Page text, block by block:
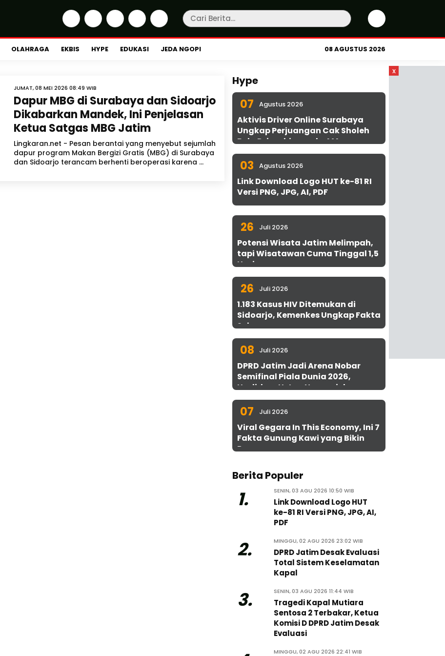
OLAHRAGA EKBIS HYPE EDUKASI JEDA NGOPI 08 AGUSTUS 2026
x
JUMAT, 08 MEI 2026 08:49 WIB
Dapur MBG di Surabaya dan Sidoarjo
Dikabarkan Mandek, Ini Penjelasan
Ketua Satgas MBG Jatim
Lingkaran.net - Pesan berantai yang menyebut sejumlah
dapur program Makan Bergizi Gratis (MBG) di Surabaya
dan Sidoarjo terancam berhenti beroperasi karena ...
Hype
07 Agustus 2026
Aktivis Driver Online Surabaya
Ungkap Perjuangan Cak Sholeh
Bela Driver hingga ke MA
03 Agustus 2026
Link Download Logo HUT ke-81 RI
Versi PNG, JPG, AI, PDF
26 Juli 2026
Potensi Wisata Jatim Melimpah,
tapi Wisatawan Cuma Tinggal 1,5
Hari
26 Juli 2026
1.183 Kasus HIV Ditemukan di
Sidoarjo, Kemenkes Ungkap Fakta
Sebenarnya
08 Juli 2026
DPRD Jatim Jadi Arena Nobar
Semifinal Piala Dunia 2026,
Hadirkan Uston Nawawi dan
UMKM Gratis untuk 1.000 Warga
07 Juli 2026
Viral Gegara In This Economy, Ini 7
Fakta Gunung Kawi yang Bikin
Penasaran
Berita Populer
1. SENIN, 03 AGU 2026 10:50 WIB
Link Download Logo HUT
ke-81 RI Versi PNG, JPG, AI,
PDF
2. MINGGU, 02 AGU 2026 23:02 WIB
DPRD Jatim Desak Evaluasi
Total Sistem Keselamatan
Kapal
3. SENIN, 03 AGU 2026 11:44 WIB
Tragedi Kapal Mutiara
Sentosa 2 Terbakar, Ketua
Komisi D DPRD Jatim Desak
Evaluasi
MINGGU, 02 AGU 2026 22:41 WIB